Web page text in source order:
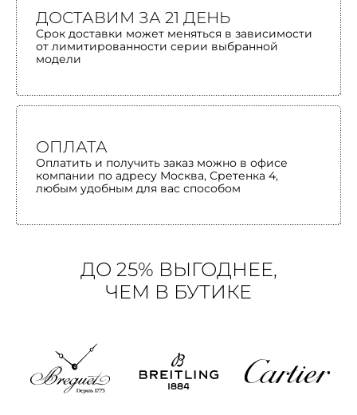
ДОСТАВИМ ЗА 21 ДЕНЬ
Срок доставки может меняться в зависимости
от лимитированности серии выбранной
модели
ОПЛАТА
Оплатить и получить заказ можно в офисе
компании по адресу Москва, Сретенка 4,
любым удобным для вас способом
ДО 25% ВЫГОДНЕЕ,
ЧЕМ В БУТИКЕ